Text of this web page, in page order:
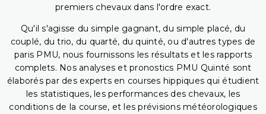
premiers chevaux dans l'ordre exact.
Qu'il s'agisse du simple gagnant, du simple placé, du
couplé, du trio, du quarté, du quinté, ou d'autres types de
paris PMU, nous fournissons les résultats et les rapports
complets. Nos analyses et pronostics PMU Quinté sont
élaborés par des experts en courses hippiques qui étudient
les statistiques, les performances des chevaux, les
conditions de la course, et les prévisions météorologiques